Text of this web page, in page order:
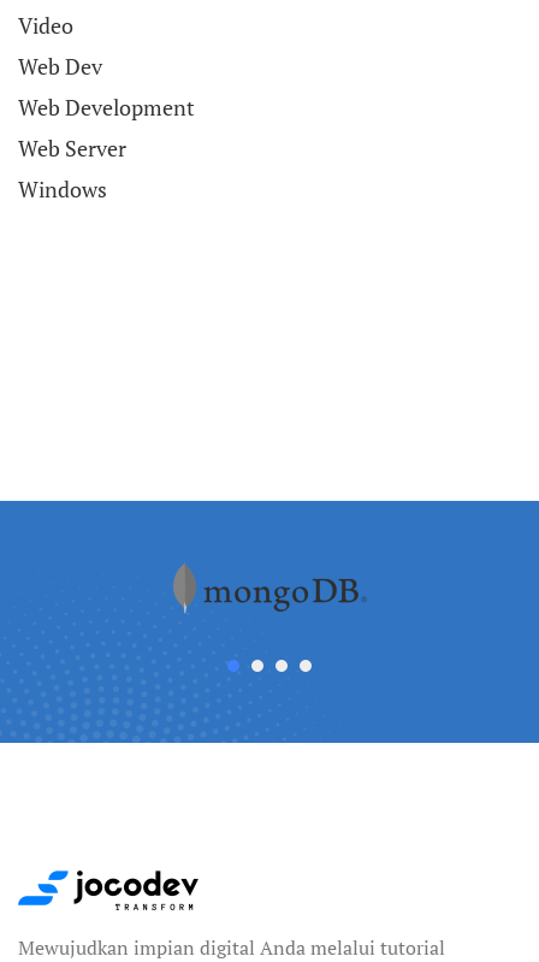
Video
Web Dev
Web Development
Web Server
Windows
Mewujudkan impian digital Anda melalui tutorial